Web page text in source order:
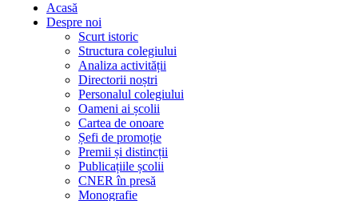
Acasă
Despre noi
Scurt istoric
Structura colegiului
Analiza activității
Directorii noștri
Personalul colegiului
Oameni ai școlii
Cartea de onoare
Șefi de promoție
Premii și distincții
Publicațiile școlii
CNER în presă
Monografie